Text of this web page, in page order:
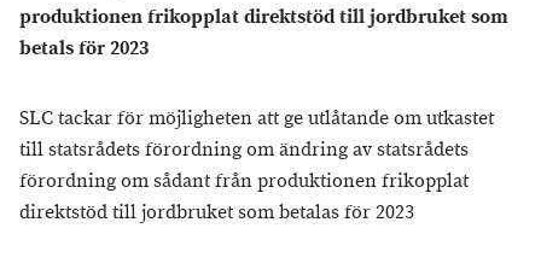
produktionen frikopplat direktstöd till jordbruket som
betals för 2023
SLC tackar för möjligheten att ge utlåtande om utkastet
till statsrådets förordning om ändring av statsrådets
förordning om sådant från produktionen frikopplat
direktstöd till jordbruket som betalas för 2023